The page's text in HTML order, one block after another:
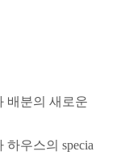
배분의 새로운
하우스의 specia